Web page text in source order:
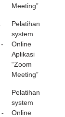
Meeting”
Pelatihan
system
Online
Aplikasi
“Zoom
Meeting”
-
Pelatihan
system
Online